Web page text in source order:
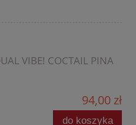
VIBE! COCTAIL PINA
94,00 zł
do koszyka